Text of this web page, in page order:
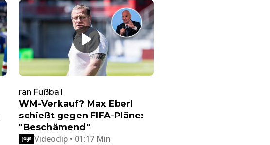
ran Fußball
WM-Verkauf? Max Eberl
schießt gegen FIFA-Pläne:
"Beschämend"
Videoclip • 01:17 Min